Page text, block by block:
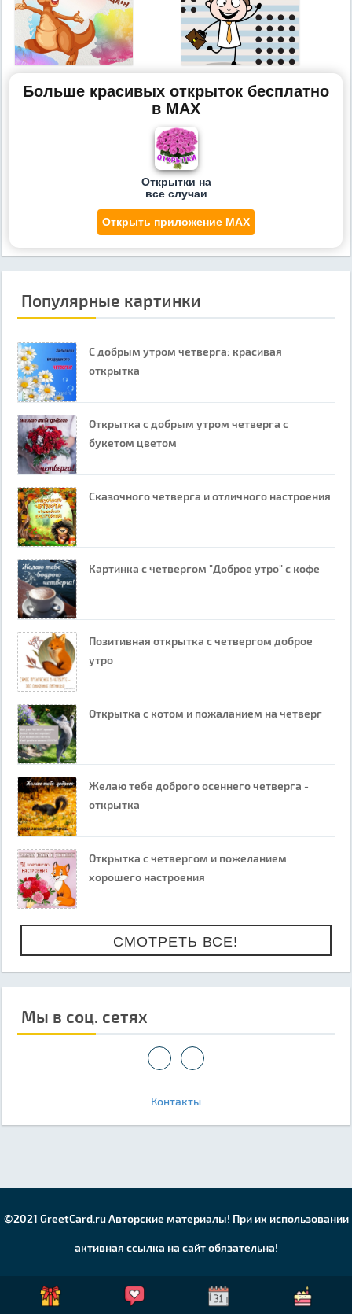
Больше красивых открыток бесплатно
в MAX
Открытки на
все случаи
Открыть приложение MAX
Популярные картинки
С добрым утром четверга: красивая
открытка
Открытка с добрым утром четверга с
букетом цветом
Сказочного четверга и отличного настроения
Картинка с четвергом "Доброе утро" с кофе
Позитивная открытка с четвергом доброе
утро
Открытка с котом и пожаланием на четверг
Желаю тебе доброго осеннего четверга -
открытка
Открытка с четвергом и пожеланием
хорошего настроения
СМОТРЕТЬ ВСЕ!
Мы в соц. сетях
Контакты
©2021 GreetCard.ru Авторские материалы! При их использовании
активная ссылка на сайт обязательна!